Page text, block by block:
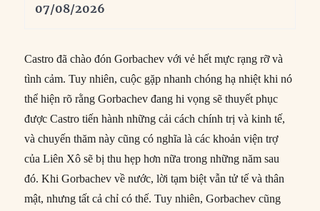
07/08/2026
Castro đã chào đón Gorbachev với vẻ hết mực rạng rỡ và
tình cảm. Tuy nhiên, cuộc gặp nhanh chóng hạ nhiệt khi nó
thể hiện rõ rằng Gorbachev đang hi vọng sẽ thuyết phục
được Castro tiến hành những cải cách chính trị và kinh tế,
và chuyến thăm này cũng có nghĩa là các khoản viện trợ
của Liên Xô sẽ bị thu hẹp hơn nữa trong những năm sau
đó. Khi Gorbachev về nước, lời tạm biệt vẫn tử tế và thân
mật, nhưng tất cả chỉ có thế. Tuy nhiên, Gorbachev cũng